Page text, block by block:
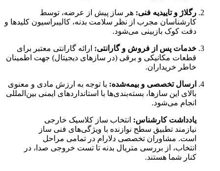
رگلاژ و تاییدیه فنی: هر ساز پیش از عرضه، توسط
کارشناسان مجرب از نظر سلامت بدنه، کالیبراسیون کلیدها و
دقت کوک بازبینی می‌شود.
خدمات پس از فروش و گارانتی: ارائه گارانتی معتبر برای
قطعات مکانیکی و برقی (در سازهای دیجیتال) جهت اطمینان
خاطر خریداران.
ارسال تخصصی و بیمه‌شده: با توجه به ارزش مادی و معنوی
بالای این سازها، بسته‌بندی‌ها با استانداردهای ایمنی بین‌المللی
انجام می‌شود.
یادداشت کارشناس: انتخاب ساز کلاسیک خارجی
نیازمند تطبیق سطح نوازنده با ویژگی‌های فنی ساز
است. مشاوران تخصصی دلارام در تمامی مراحل
انتخاب، از بررسی متریال بدنه تا تست خروجی صدا، در
کنار شما هستند.